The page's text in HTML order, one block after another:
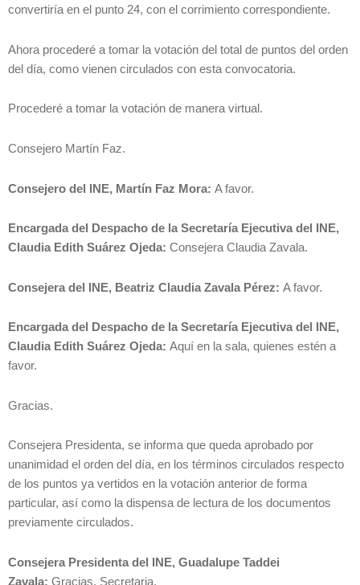
convertiría en el punto 24, con el corrimiento correspondiente.
Ahora procederé a tomar la votación del total de puntos del orden
del día, como vienen circulados con esta convocatoria.
Procederé a tomar la votación de manera virtual.
Consejero Martín Faz.
Consejero del INE, Martín Faz Mora: A favor.
Encargada del Despacho de la Secretaría Ejecutiva del INE,
Claudia Edith Suárez Ojeda: Consejera Claudia Zavala.
Consejera del INE, Beatriz Claudia Zavala Pérez: A favor.
Encargada del Despacho de la Secretaría Ejecutiva del INE,
Claudia Edith Suárez Ojeda: Aquí en la sala, quienes estén a
favor.
Gracias.
Consejera Presidenta, se informa que queda aprobado por
unanimidad el orden del día, en los términos circulados respecto
de los puntos ya vertidos en la votación anterior de forma
particular, así como la dispensa de lectura de los documentos
previamente circulados.
Consejera Presidenta del INE, Guadalupe Taddei
Zavala: Gracias, Secretaria.